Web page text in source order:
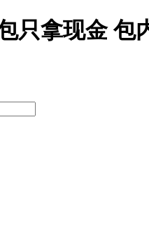
只拿现金 包